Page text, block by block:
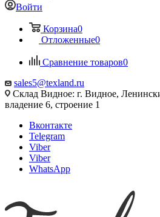
Войти
Корзина0
Отложенные0
Сравнение товаров0
sales5@texland.ru
Склад Видное: г. Видное,
владение 6, строение 1
Вконтакте
Telegram
Viber
Viber
WhatsApp